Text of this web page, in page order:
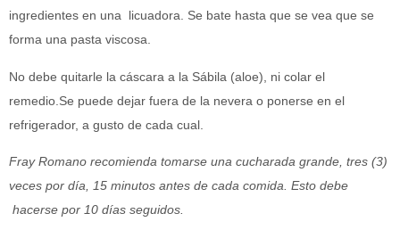
ingredientes en una licuadora. Se bate hasta que se vea que se
forma una pasta viscosa.
No debe quitarle la cáscara a la Sábila (aloe), ni colar el
remedio.Se puede dejar fuera de la nevera o ponerse en el
refrigerador, a gusto de cada cual.
Fray Romano recomienda tomarse una cucharada grande, tres (3)
veces por día, 15 minutos antes de cada comida. Esto debe
hacerse por 10 días seguidos.